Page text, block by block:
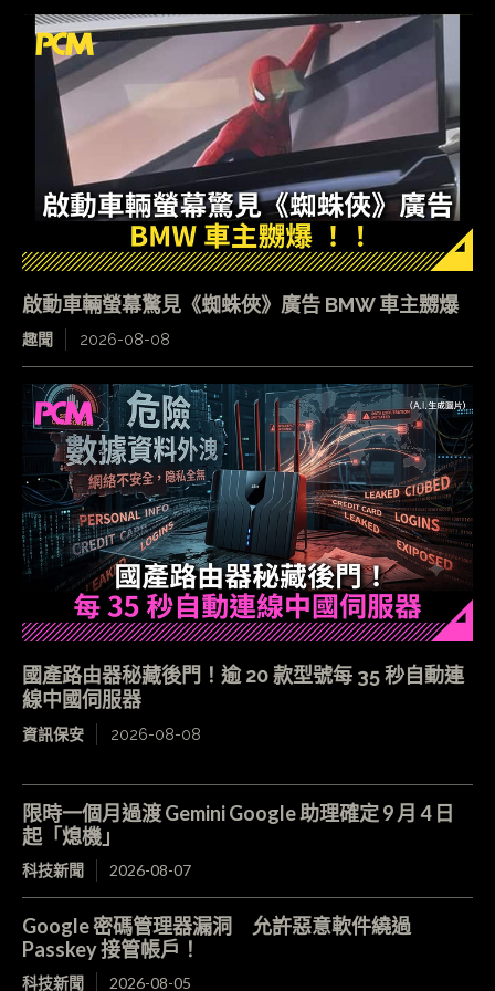
啟動車輛螢幕驚見《蜘蛛俠》廣告 BMW 車主嬲爆
趣聞 2026-08-08
國產路由器秘藏後門！逾 20 款型號每 35 秒自動連
線中國伺服器
資訊保安 2026-08-08
限時一個月過渡 Gemini Google 助理確定 9 月 4 日
起「熄機」
科技新聞 2026-08-07
Google 密碼管理器漏洞 允許惡意軟件繞過
Passkey 接管帳戶！
科技新聞 2026-08-05